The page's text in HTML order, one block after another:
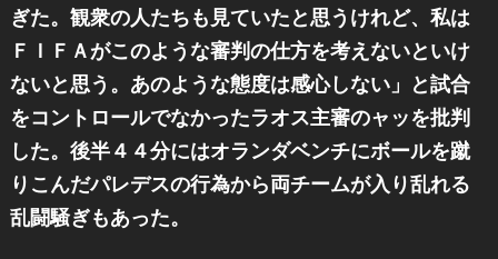
ぎた。観衆の人たちも見ていたと思うけれど、私は
ＦＩＦＡがこのような審判の仕方を考えないといけ
ないと思う。あのような態度は感心しない」と試合
をコントロールでなかったラオス主審のャッを批判
した。後半４４分にはオランダベンチにボールを蹴
りこんだパレデスの行為から両チームが入り乱れる
乱闘騒ぎもあった。